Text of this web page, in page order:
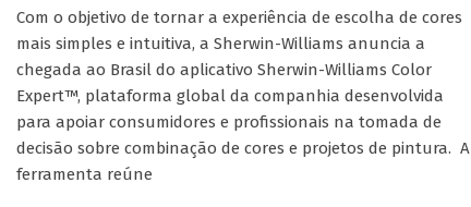
Com o objetivo de tornar a experiência de escolha de cores
mais simples e intuitiva, a Sherwin-Williams anuncia a
chegada ao Brasil do aplicativo Sherwin-Williams Color
Expert™, plataforma global da companhia desenvolvida
para apoiar consumidores e profissionais na tomada de
decisão sobre combinação de cores e projetos de pintura. A
ferramenta reúne